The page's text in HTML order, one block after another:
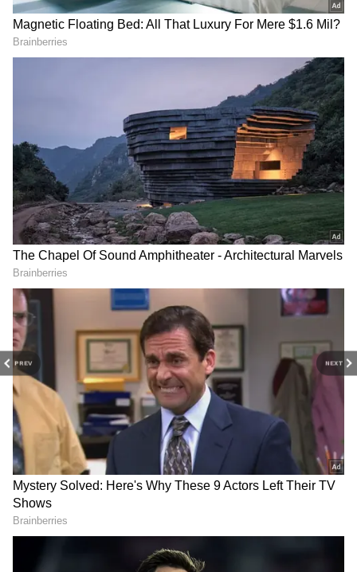
PREV NEXT
తీసేందుకు ప్రయత్నించాడు. అయితే హార్ధిక్ పాండ్యా
సింగిల్‌తోనే సరిపెట్టుకోవడంతో రెండో పరుగు రాలేదు...
రెండో పరుగు కోసం సగం దూరం వెళ్లిన దినేశ్ కార్తీక్, వెనక్కి
తిరిగి రావాల్సి వచ్చింది. ఈ సమయంలో డైరెక్ట్ హిట్ జరిగి
9